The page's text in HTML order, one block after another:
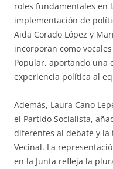
roles fundamentales en
implementación de
Aida Corado López y
incorporan como
Popular, aportando una
experiencia política al
Además, Laura Cano
el Partido Socialista,
diferentes al debate y la
Vecinal. La
en la Junta refleja la